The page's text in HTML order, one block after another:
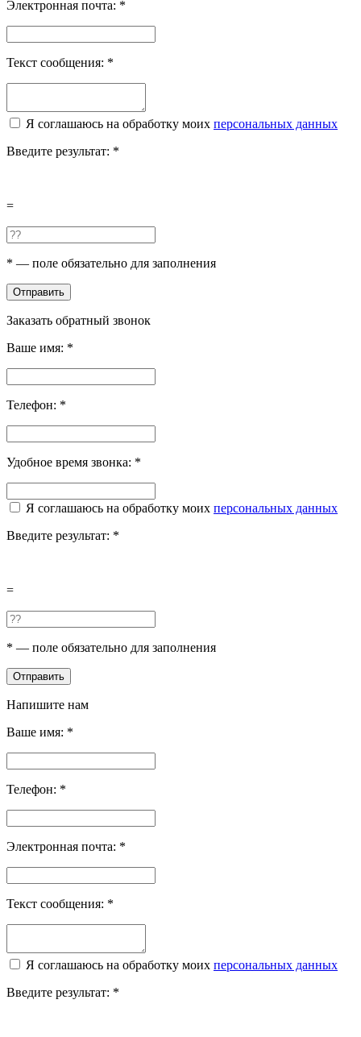
Электронная почта: *
Текст сообщения: *
Я соглашаюсь на обработку моих персональных данных
Введите результат: *
=
* — поле обязательно для заполнения
Отправить
Заказать обратный звонок
Ваше имя: *
Телефон: *
Удобное время звонка: *
Я соглашаюсь на обработку моих персональных данных
Введите результат: *
=
* — поле обязательно для заполнения
Отправить
Напишите нам
Ваше имя: *
Телефон: *
Электронная почта: *
Текст сообщения: *
Я соглашаюсь на обработку моих персональных данных
Введите результат: *